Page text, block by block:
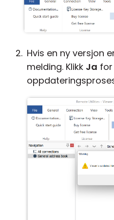
Hvis en ny versjon
melding. Klikk Ja